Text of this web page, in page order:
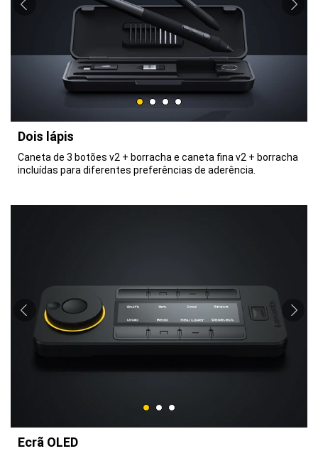
Dois lápis
Caneta de 3 botões v2 + borracha e caneta fina v2 + borracha
incluídas para diferentes preferências de aderência.
Ecrã OLED